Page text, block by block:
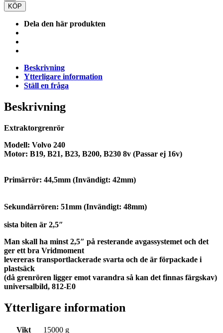
KÖP
Dela den här produkten
Beskrivning
Ytterligare information
Ställ en fråga
Beskrivning
Extraktorgrenrör
Modell: Volvo 240
Motor: B19, B21, B23, B200, B230 8v (Passar ej 16v)
Primärrör: 44,5mm (Invändigt: 42mm)
Sekundärrören: 51mm (Invändigt: 48mm)
sista biten är 2,5″
Man skall ha minst 2,5″ på resterande avgassystemet och det
ger ett bra Vridmoment
levereras transportlackerade svarta och de är förpackade i
plastsäck
(då grenrören ligger emot varandra så kan det finnas färgskav)
universalbild, 812-E0
Ytterligare information
Vikt 15000 g